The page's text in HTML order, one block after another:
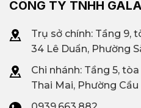
CÔNG TY TNHH
Trụ sở chính: Tầng 9,
34 Lê Duẩn, Phường
Chi nhánh: Tầng 5,
Thai Mai, Phường Cầu